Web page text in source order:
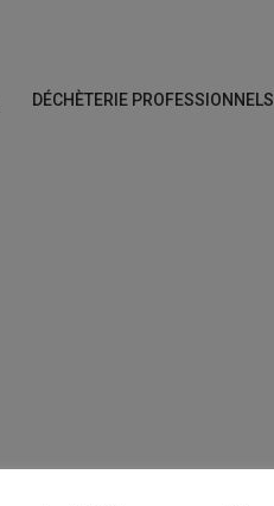
DÉCHÈTERIE PROFESSIONNELS